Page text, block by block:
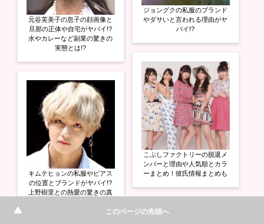
元谷芙美子の息子の顔画像と
旦那の正体や自宅がヤバイ!?
水やカレーなど副業の驚きの
実態とは!?
キムテヒョンの私服やピアス
の位置とブランドがヤバイ!?
上野樹里との熱愛の驚きの真
ジョングクの私服のブランド
やダサいと言われる理由がヤ
バイ!?
こぶしファクトリーの脱退メ
ンバーと理由や人気順とカラ
ーまとめ！彼氏情報まとめも
このページの先頭へ